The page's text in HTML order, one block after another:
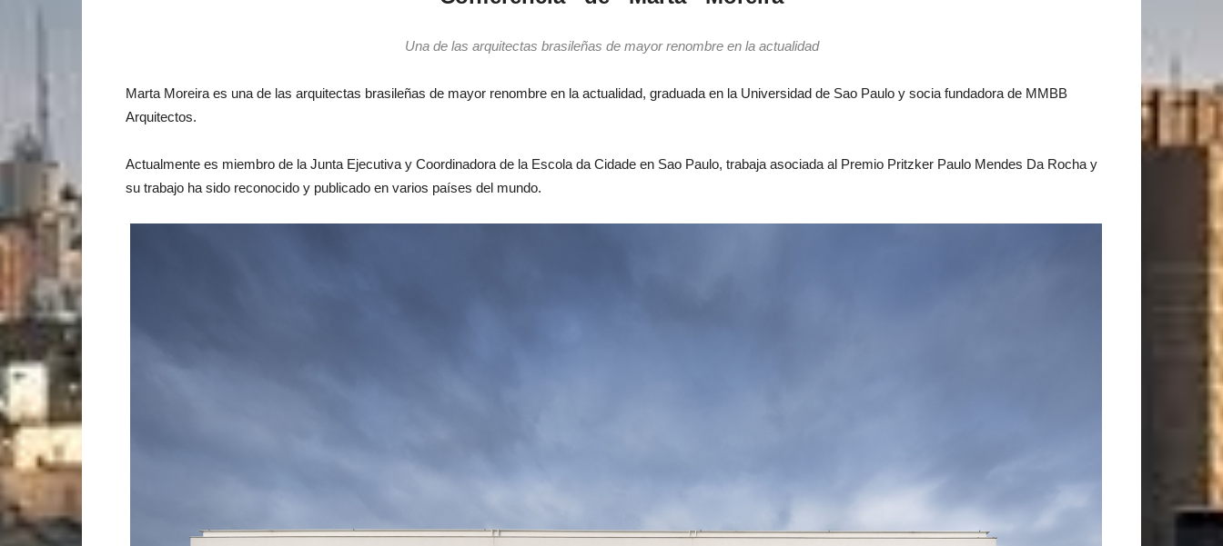
Una de las arquitectas brasileñas de mayor renombre en la actualidad
Marta Moreira es una de las arquitectas brasileñas de mayor renombre en la actualidad, graduada en la Universidad de Sao Paulo y socia fundadora de MMBB
Arquitectos.
Actualmente es miembro de la Junta Ejecutiva y Coordinadora de la Escola da Cidade en Sao Paulo, trabaja asociada al Premio Pritzker Paulo Mendes Da Rocha y
su trabajo ha sido reconocido y publicado en varios países del mundo.